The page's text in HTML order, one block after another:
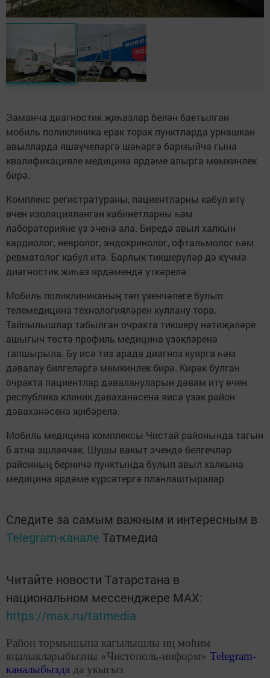
Заманча диагностик җиһазлар белән баетылган
мобиль поликлиника ерак торак пунктларда урнашкан
авылларда яшәүчеләргә шәһәргә бармыйча гына
квалификацияле медицина ярдәме алырга мөмкинлек
бирә.
Комплекс регистратураны, пациентларны кабул итү
өчен изоляцияләнгән кабинетларны һәм
лабораторияне үз эченә ала. Биредә авыл халкын
кардиолог, невролог, эндокринолог, офтальмолог һәм
ревматолог кабул итә. Барлык тикшерүләр дә күчмә
диагностик жиһаз ярдәмендә үткәрелә.
Мобиль поликлиниканың төп үзенчәлеге булып
телемедицина технологияләрен куллану тора.
Тайпылышлар табылган очракта тикшерү нәтиҗәләре
ашыгыч төстә профиль медицина үзәкләренә
тапшырыла. Бу исә тиз арада диагноз куярга һәм
дәвалау билгеләргә мөмкинлек бирә. Кирәк булган
очракта пациентлар дәвалануларын дәвам итү өчен
республика клиник дәваханәсенә яисә үзәк район
дәваханәсенә җибәрелә.
Мобиль медицина комплексы Чистай районында тагын
6 атна эшләячәк. Шушы вакыт эчендә белгечләр
районның берничә пунктында булып авыл халкына
медицина ярдәме күрсәтергә планлаштыралар.
Следите за самым важным и интересным в
Telegram-канале Татмедиа
Читайте новости Татарстана в
национальном мессенджере MАХ:
https://max.ru/tatmedia
Район тормышына кагылышлы иң мөһим
яңалыкларыбызны «Чистополь-информ» Telegram-
каналыбызда да укыгыз